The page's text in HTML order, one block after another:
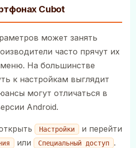
Cubot
может занять
часто прячут их
меню. На большинстве
к настройкам выглядит
могут отличаться в
Android.
Настройки
и перейти
или Специальный доступ
.